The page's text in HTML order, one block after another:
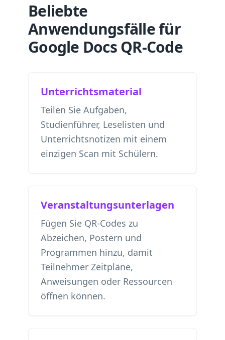
Beliebte
Anwendungsfälle für
Google Docs QR-Code
Unterrichtsmaterial
Teilen Sie Aufgaben,
Studienführer, Leselisten und
Unterrichtsnotizen mit einem
einzigen Scan mit Schülern.
Veranstaltungsunterlagen
Fügen Sie QR-Codes zu
Abzeichen, Postern und
Programmen hinzu, damit
Teilnehmer Zeitpläne,
Anweisungen oder Ressourcen
öffnen können.